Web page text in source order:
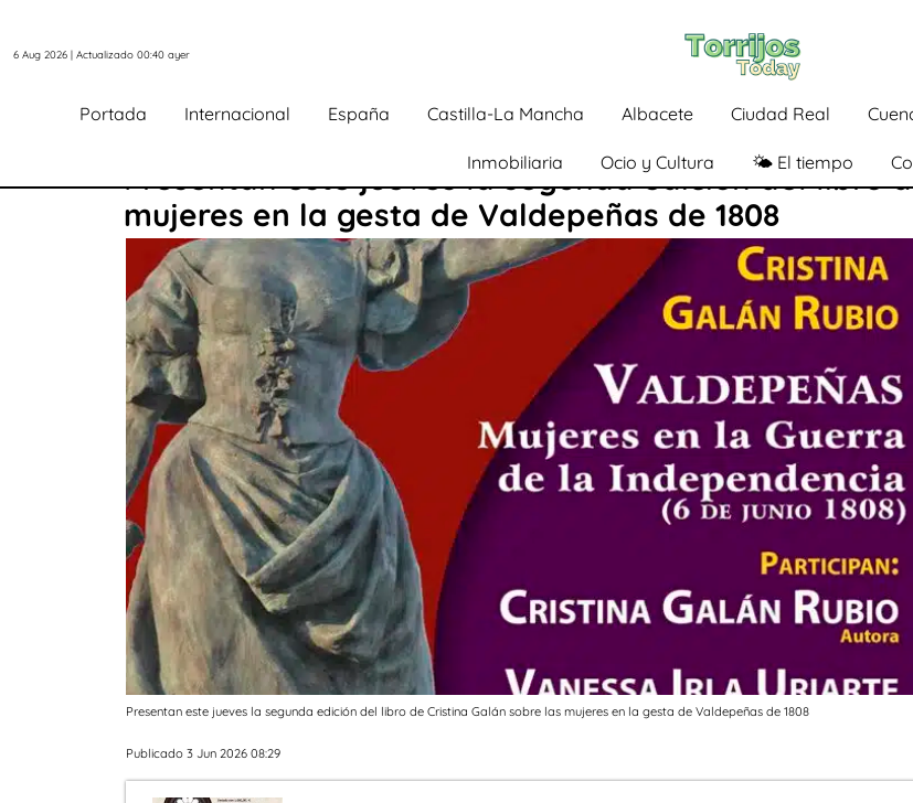
6 Aug 2026 | Actualizado 00:40 ayer
Portada Internacional España Castilla-La Mancha Albacete Ciudad Real
Inmobiliaria Ocio y Cultura 🌤️ El tiempo
Presentan este jueves la segunda edición del libro
mujeres en la gesta de Valdepeñas de 1808
Presentan este jueves la segunda edición del libro de Cristina Galán sobre las mujeres en la gesta de Valdepeñas de 1808
Publicado 3 Jun 2026 08:29